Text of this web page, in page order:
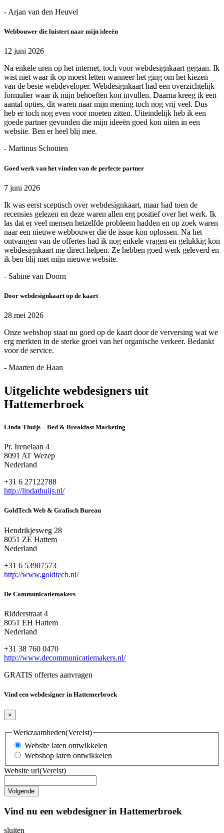
- Arjan van den Heuvel
Webbouwer die luistert naar mijn ideeën
12 juni 2026
Na enkele uren op het internet, toch voor webdesignkaart gegaan. Ik
wist niet waar ik op moest letten wanneer het ging om het kiezen
van de beste webdeveloper. Webdesignkaart had een overzichtelijk
formulier waar ik mijn behoeften kon invullen. Daarna kreeg ik een
aantal opties, dit waren naar mijn mening toch nog vrij veel. Dus
heb er toch nog even voor moeten zitten. Uiteindelijk heb ik een
goede partner gevonden die mijn ideeën goed kon uiten in een
website. Ben er heel blij mee.
- Martinus Schouten
Goed werk van het vinden van de perfecte partner
7 juni 2026
Ik was eerst sceptisch over webdesignkaart, maar had toen de
recensies gelezen en deze waren allen erg positief over het werk. Ik
las dat er veel mensen hetzelfde probleem hadden en op zoek waren
naar een nieuwe webbouwer die de issue kon oplossen. Na het
ontvangen van de offertes had ik nog enkele vragen en gelukkig kon
webdesignkaart me direct helpen. Ze hebben goed werk geleverd en
ik ben blij met mijn nieuwe website.
- Sabine van Doorn
Door webdesignkaart op de kaart
28 mei 2026
Onze webshop staat nu goed op de kaart door de verversing wat we
erg merkten in de sterke groei van het organische verkeer. Bedankt
voor de service.
- Maarten de Haan
Uitgelichte webdesigners uit
Hattemerbroek
Linda Thuijs – Bed & Breakfast Marketing
Pr. Irenelaan 4
8091 AT Wezep
Nederland
+31 6 27122788
http://lindathuijs.nl/
GoldTech Web & Grafisch Bureau
Hendrikjesweg 28
8051 ZE Hattem
Nederland
+31 6 53907573
http://www.goldtech.nl/
De Communicatiemakers
Ridderstraat 4
8051 EH Hattem
Nederland
+31 38 760 0470
http://www.decommunicatiemakers.nl/
GRATIS offertes aanvragen
Vind een webdesigner in Hattemerbroek
×
Werkzaamheden(Vereist)
Website laten ontwikkelen
Webshop laten ontwikkelen
Website url(Vereist)
Vind nu een webdesigner in Hattemerbroek
sluiten